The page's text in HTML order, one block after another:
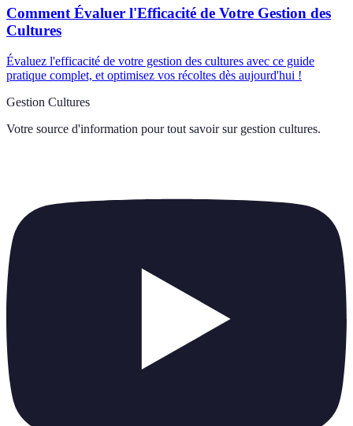
Comment Évaluer l'Efficacité de Votre Gestion des
Cultures
Évaluez l'efficacité de votre gestion des cultures avec ce guide
pratique complet, et optimisez vos récoltes dès aujourd'hui !
Gestion Cultures
Votre source d'information pour tout savoir sur gestion cultures.